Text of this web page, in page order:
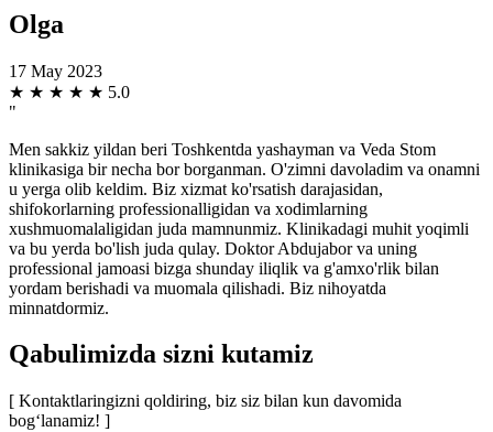
Olga
17 May 2023
★ ★ ★ ★ ★ 5.0
"
Men sakkiz yildan beri Toshkentda yashayman va Veda Stom
klinikasiga bir necha bor borganman. O'zimni davoladim va onamni
u yerga olib keldim. Biz xizmat ko'rsatish darajasidan,
shifokorlarning professionalligidan va xodimlarning
xushmuomalaligidan juda mamnunmiz. Klinikadagi muhit yoqimli
va bu yerda bo'lish juda qulay. Doktor Abdujabor va uning
professional jamoasi bizga shunday iliqlik va g'amxo'rlik bilan
yordam berishadi va muomala qilishadi. Biz nihoyatda
minnatdormiz.
Qabulimizda sizni kutamiz
[ Kontaktlaringizni qoldiring, biz siz bilan kun davomida
bog‘lanamiz! ]